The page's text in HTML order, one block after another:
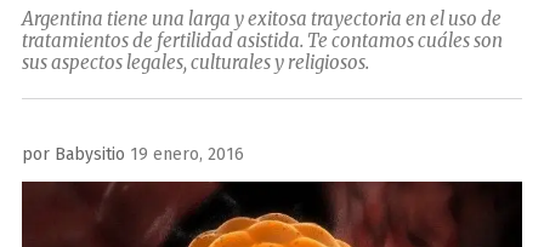
Argentina tiene una larga y exitosa trayectoria en el uso de
tratamientos de fertilidad asistida. Te contamos cuáles son
sus aspectos legales, culturales y religiosos.
por Babysitio Publicado
el
19 enero, 2016